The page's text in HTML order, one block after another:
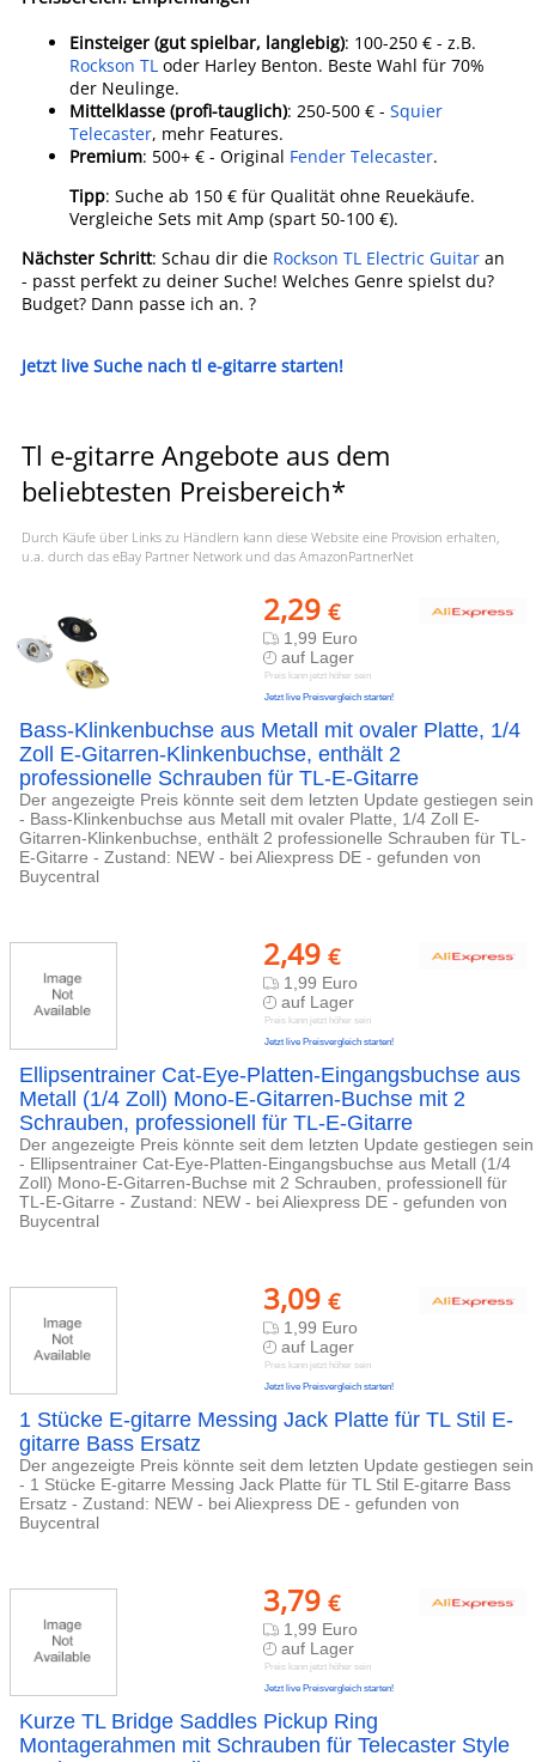
Einsteiger (gut spielbar, langlebig): 100-250 € - z.B.
Rockson TL oder Harley Benton. Beste Wahl für 70%
der Neulinge.
Mittelklasse (profi-tauglich): 250-500 € - Squier
Telecaster, mehr Features.
Premium: 500+ € - Original Fender Telecaster.
Tipp: Suche ab 150 € für Qualität ohne Reuekäufe.
Vergleiche Sets mit Amp (spart 50-100 €).
Nächster Schritt: Schau dir die Rockson TL Electric Guitar an
- passt perfekt zu deiner Suche! Welches Genre spielst du?
Budget? Dann passe ich an. ?
Jetzt live Suche nach tl e-gitarre starten!
Tl e-gitarre Angebote aus dem
beliebtesten Preisbereich*
Durch Käufe über Links zu Händlern kann diese Website eine Provision erhalten,
u.a. durch das eBay Partner Network und das AmazonPartnerNet
2,29 €
1,99 Euro
auf Lager
Preis kann jetzt höher sein
Jetzt live Preisvergleich starten!
Bass-Klinkenbuchse aus Metall mit ovaler Platte, 1/4
Zoll E-Gitarren-Klinkenbuchse, enthält 2
professionelle Schrauben für TL-E-Gitarre
Der angezeigte Preis könnte seit dem letzten Update gestiegen sein
- Bass-Klinkenbuchse aus Metall mit ovaler Platte, 1/4 Zoll E-
Gitarren-Klinkenbuchse, enthält 2 professionelle Schrauben für TL-
E-Gitarre - Zustand: NEW - bei Aliexpress DE - gefunden von
Buycentral
2,49 €
1,99 Euro
auf Lager
Preis kann jetzt höher sein
Jetzt live Preisvergleich starten!
Ellipsentrainer Cat-Eye-Platten-Eingangsbuchse aus
Metall (1/4 Zoll) Mono-E-Gitarren-Buchse mit 2
Schrauben, professionell für TL-E-Gitarre
Der angezeigte Preis könnte seit dem letzten Update gestiegen sein
- Ellipsentrainer Cat-Eye-Platten-Eingangsbuchse aus Metall (1/4
Zoll) Mono-E-Gitarren-Buchse mit 2 Schrauben, professionell für
TL-E-Gitarre - Zustand: NEW - bei Aliexpress DE - gefunden von
Buycentral
3,09 €
1,99 Euro
auf Lager
Preis kann jetzt höher sein
Jetzt live Preisvergleich starten!
1 Stücke E-gitarre Messing Jack Platte für TL Stil E-
gitarre Bass Ersatz
Der angezeigte Preis könnte seit dem letzten Update gestiegen sein
- 1 Stücke E-gitarre Messing Jack Platte für TL Stil E-gitarre Bass
Ersatz - Zustand: NEW - bei Aliexpress DE - gefunden von
Buycentral
3,79 €
1,99 Euro
auf Lager
Preis kann jetzt höher sein
Jetzt live Preisvergleich starten!
Kurze TL Bridge Saddles Pickup Ring
Montagerahmen mit Schrauben für Telecaster Style